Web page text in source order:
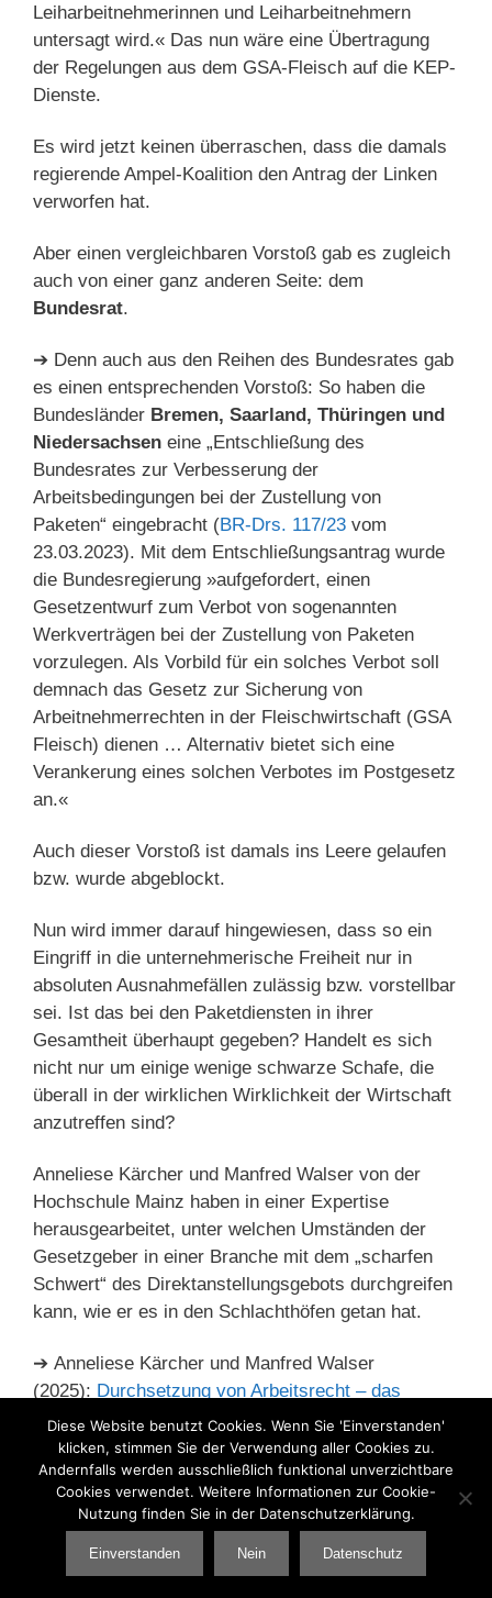
Leiharbeitnehmerinnen und Leiharbeitnehmern
untersagt wird.« Das nun wäre eine Übertragung
der Regelungen aus dem GSA-Fleisch auf die KEP-
Dienste.
Es wird jetzt keinen überraschen, dass die damals
regierende Ampel-Koalition den Antrag der Linken
verworfen hat.
Aber einen vergleichbaren Vorstoß gab es zugleich
auch von einer ganz anderen Seite: dem
Bundesrat.
➔ Denn auch aus den Reihen des Bundesrates gab
es einen entsprechenden Vorstoß: So haben die
Bundesländer Bremen, Saarland, Thüringen und
Niedersachsen eine „Entschließung des
Bundesrates zur Verbesserung der
Arbeitsbedingungen bei der Zustellung von
Paketen“ eingebracht (BR-Drs. 117/23 vom
23.03.2023). Mit dem Entschließungsantrag wurde
die Bundesregierung »aufgefordert, einen
Gesetzentwurf zum Verbot von sogenannten
Werkverträgen bei der Zustellung von Paketen
vorzulegen. Als Vorbild für ein solches Verbot soll
demnach das Gesetz zur Sicherung von
Arbeitnehmerrechten in der Fleischwirtschaft (GSA
Fleisch) dienen … Alternativ bietet sich eine
Verankerung eines solchen Verbotes im Postgesetz
an.«
Auch dieser Vorstoß ist damals ins Leere gelaufen
bzw. wurde abgeblockt.
Nun wird immer darauf hingewiesen, dass so ein
Eingriff in die unternehmerische Freiheit nur in
absoluten Ausnahmefällen zulässig bzw. vorstellbar
sei. Ist das bei den Paketdiensten in ihrer
Gesamtheit überhaupt gegeben? Handelt es sich
nicht nur um einige wenige schwarze Schafe, die
überall in der wirklichen Wirklichkeit der Wirtschaft
anzutreffen sind?
Anneliese Kärcher und Manfred Walser von der
Hochschule Mainz haben in einer Expertise
herausgearbeitet, unter welchen Umständen der
Gesetzgeber in einer Branche mit dem „scharfen
Schwert“ des Direktanstellungsgebots durchgreifen
kann, wie er es in den Schlachthöfen getan hat.
➔ Anneliese Kärcher und Manfred Walser
(2025): Durchsetzung von Arbeitsrecht – das
Arbeitsschutzkontrollgesetz als Modell?
Verfassungs- und europarechtliche Fragen mit
besonderer Berücksichtigung des
Direktanstellungsgebots. HSI-Schriftenreihe Bd. 54,
Frankfurt am Main: Hugo-Sinzheimer-Institut für
Arbeits- und Sozialrecht, 2025.
Diese Website benutzt Cookies. Wenn Sie 'Einverstanden'
klicken, stimmen Sie der Verwendung aller Cookies zu.
Andernfalls werden ausschließlich funktional unverzichtbare
Cookies verwendet. Weitere Informationen zur Cookie-
Nutzung finden Sie in der Datenschutzerklärung.
Einverstanden Nein Datenschutz